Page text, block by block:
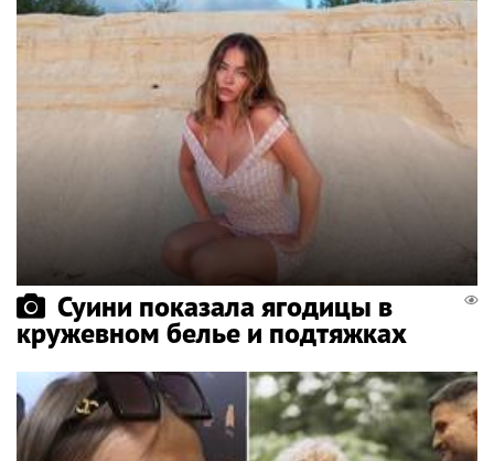
Суини показала ягодицы в
кружевном белье и подтяжках